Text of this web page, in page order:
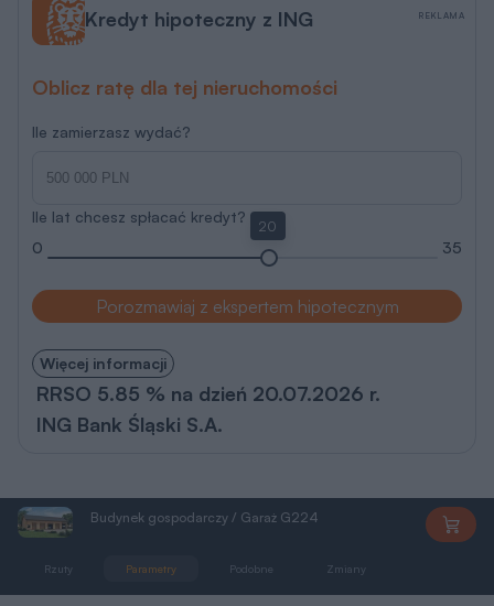
Kredyt hipoteczny z ING
Oblicz ratę dla tej nieruchomości
Ile zamierzasz wydać?
Ile lat chcesz spłacać kredyt?
0
20
35
Porozmawiaj z ekspertem hipotecznym
Więcej informacji
RRSO 5.85 % na dzień 20.07.2026 r.
ING Bank Śląski S.A.
REKLAMA
Budynek gospodarczy / Garaż G224
Rzuty Parametry Podobne Zmiany